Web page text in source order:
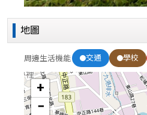
地圖
周邊生活機能 交通 學校
+
−